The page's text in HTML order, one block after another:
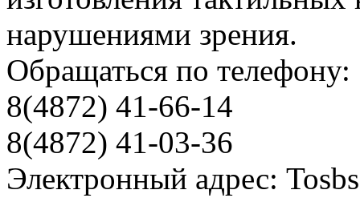
нарушениями зрения.
Обращаться по телефону:
8(4872) 41-66-14
8(4872) 41-03-36
Электронный адрес: